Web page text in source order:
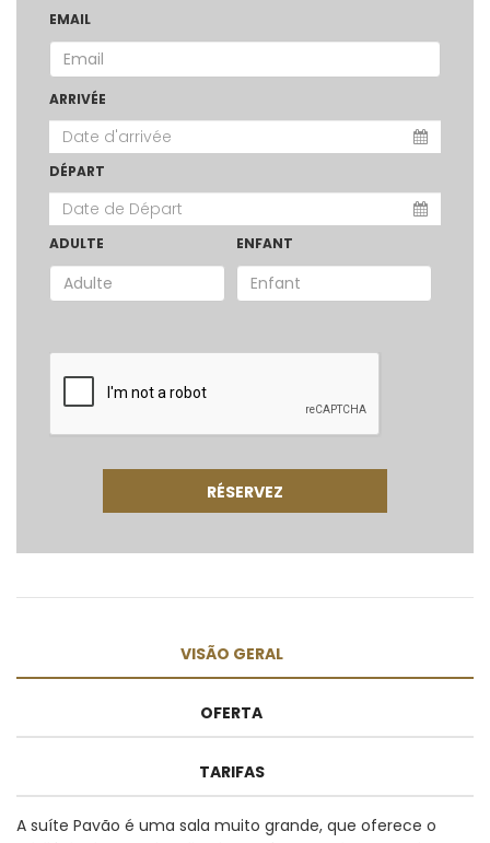
EMAIL
ARRIVÉE
DÉPART
ADULTE ENFANT
VISÃO GERAL
OFERTA
TARIFAS
A suíte Pavão é uma sala muito grande, que oferece o